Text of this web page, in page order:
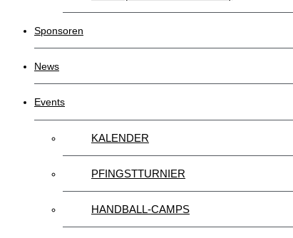
Sponsoren
News
Events
KALENDER
PFINGSTTURNIER
HANDBALL-CAMPS